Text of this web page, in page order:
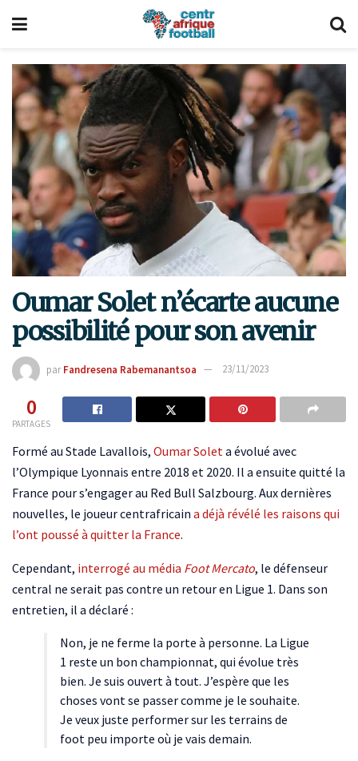
Oumar Solet n’écarte aucune
possibilité pour son avenir
par Fandresena Rabemanantsoa 23/11/2023
0
PARTAGES
Formé au Stade Lavallois, Oumar Solet a évolué avec
l’Olympique Lyonnais entre 2018 et 2020. Il a ensuite quitté la
France pour s’engager au Red Bull Salzbourg. Aux dernières
nouvelles, le joueur centrafricain a déjà révélé les raisons qui
l’ont poussé à quitter la France.
Cependant, interrogé au média Foot Mercato, le défenseur
central ne serait pas contre un retour en Ligue 1. Dans son
entretien, il a déclaré :
Non, je ne ferme la porte à personne. La Ligue
1 reste un bon championnat, qui évolue très
bien. Je suis ouvert à tout. J’espère que les
choses vont se passer comme je le souhaite.
Je veux juste performer sur les terrains de
foot peu importe où je vais demain.